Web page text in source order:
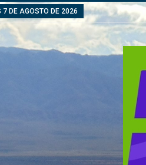
7 DE AGOSTO DE 2026